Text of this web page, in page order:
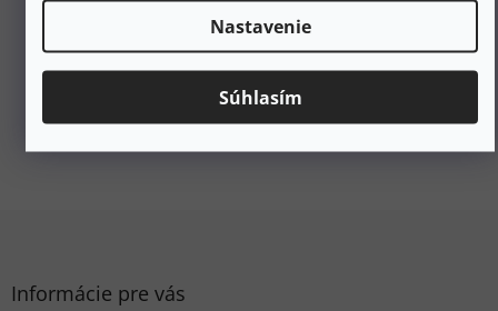
Nastavenie
Súhlasím
Dodatočné parametre
Kategória
9788073245351
Informácie pre vás